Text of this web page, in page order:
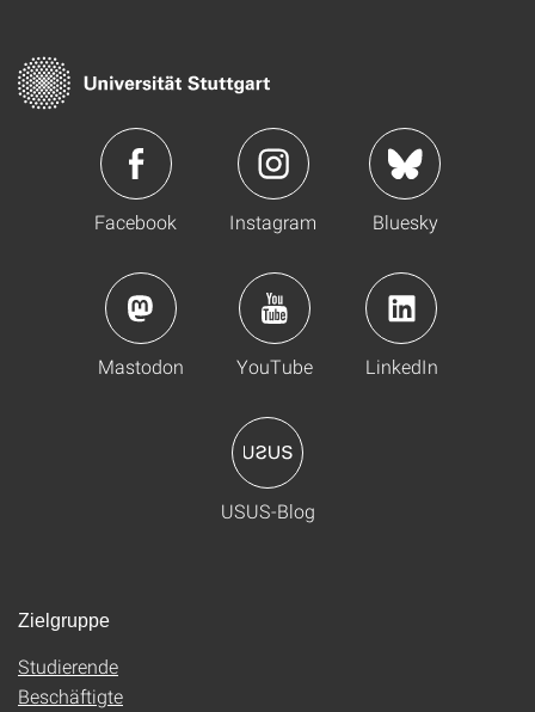
Facebook Instagram Bluesky
Mastodon YouTube LinkedIn
USUS-Blog
Zielgruppe
Studierende
Beschäftigte